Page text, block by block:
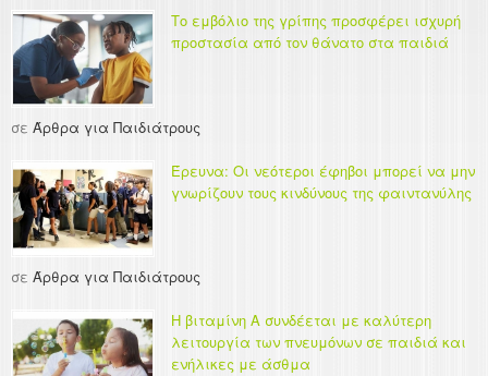
Το εμβόλιο της γρίπης προσφέρει ισχυρή
προστασία από τον θάνατο στα παιδιά
σε Άρθρα για Παιδιάτρους
Έρευνα: Οι νεότεροι έφηβοι μπορεί να μην
γνωρίζουν τους κινδύνους της φαιντανύλης
σε Άρθρα για Παιδιάτρους
Η βιταμίνη Α συνδέεται με καλύτερη
λειτουργία των πνευμόνων σε παιδιά και
ενήλικες με άσθμα